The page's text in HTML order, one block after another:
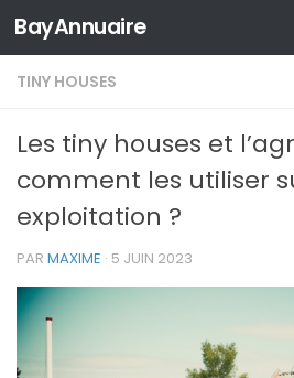
Skip to content
BayAnnuaire
TINY HOUSES
Les tiny houses et
comment les utiliser
exploitation ?
PAR MAXIME · 5 JUIN 2023